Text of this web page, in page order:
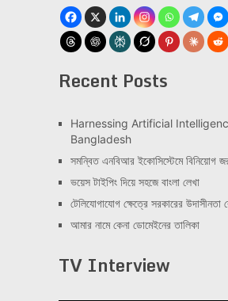
Recent Posts
Har­ness­ing Arti­fi­cial
Bangladesh
সমন্বিত এনবিআর ইকোসিস্টেমে বিনিয়োগ
ভয়েস টাইপিং দিয়ে সহজে বাংলা লেখা
টেলিযোগাযোগ ক্ষেত্রে সরকারের উদাসীনতা
আমার নামে কেনা ডোমেইনের তালিকা
TV Interview